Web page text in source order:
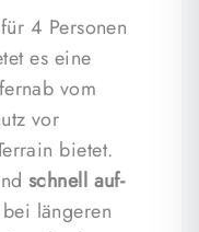
4 Personen
es eine
vom
vor
bietet.
schnell auf-
längeren